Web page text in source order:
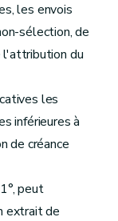
les envois
sélection, de
l'attribution du
les
inférieures à
de créance
peut
extrait de